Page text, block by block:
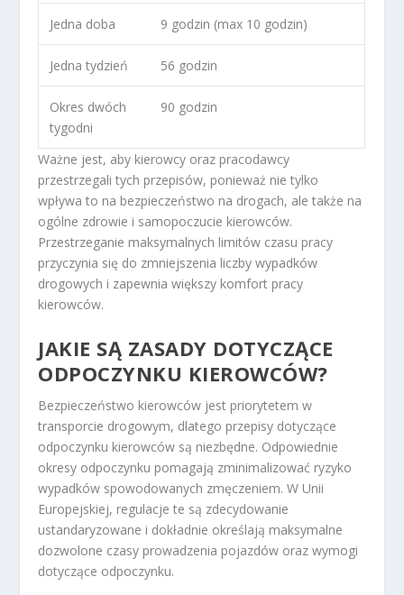
Jedna doba 9 godzin (max 10 godzin)
Jedna tydzień 56 godzin
Okres dwóch
tygodni
90 godzin
Ważne jest, aby kierowcy oraz pracodawcy
przestrzegali tych przepisów, ponieważ nie tylko
wpływa to na bezpieczeństwo na drogach, ale także na
ogólne zdrowie i samopoczucie kierowców.
Przestrzeganie maksymalnych limitów czasu pracy
przyczynia się do zmniejszenia liczby wypadków
drogowych i zapewnia większy komfort pracy
kierowców.
JAKIE SĄ ZASADY DOTYCZĄCE
ODPOCZYNKU KIEROWCÓW?
Bezpieczeństwo kierowców jest priorytetem w
transporcie drogowym, dlatego przepisy dotyczące
odpoczynku kierowców są niezbędne. Odpowiednie
okresy odpoczynku pomagają zminimalizować ryzyko
wypadków spowodowanych zmęczeniem. W Unii
Europejskiej, regulacje te są zdecydowanie
ustandaryzowane i dokładnie określają maksymalne
dozwolone czasy prowadzenia pojazdów oraz wymogi
dotyczące odpoczynku.